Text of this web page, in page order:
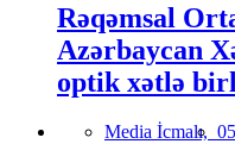
Rəqəmsal
Azərbaycan
optik xətlə
Media İcmalı,